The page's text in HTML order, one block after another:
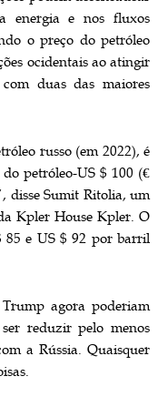
energia e nos fluxos
o preço do petróleo
ocidentais ao atingir
duas das maiores
russo (em 2022), é
petróleo-US $ 100 (€
disse Sumit Ritolia, um
Kpler House Kpler. O
85 e US $ 92 por barril
agora poderiam
reduzir pelo menos
a Rússia. Quaisquer